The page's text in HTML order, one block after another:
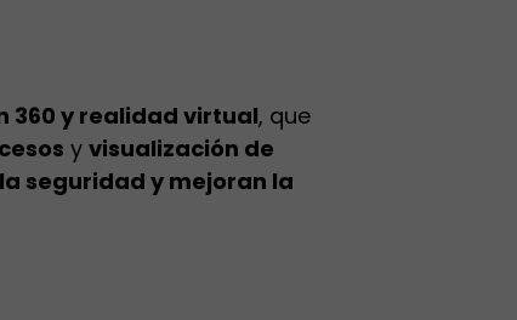
360 y realidad virtual, que
y visualización de
seguridad y mejoran la